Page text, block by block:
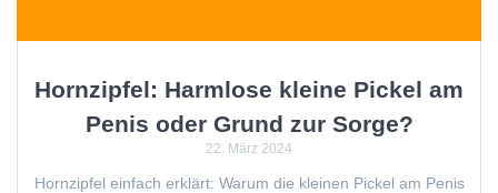
Hornzipfel: Harmlose kleine Pickel am
Penis oder Grund zur Sorge?
22. März 2024
Hornzipfel einfach erklärt: Warum die kleinen Pickel am Penis